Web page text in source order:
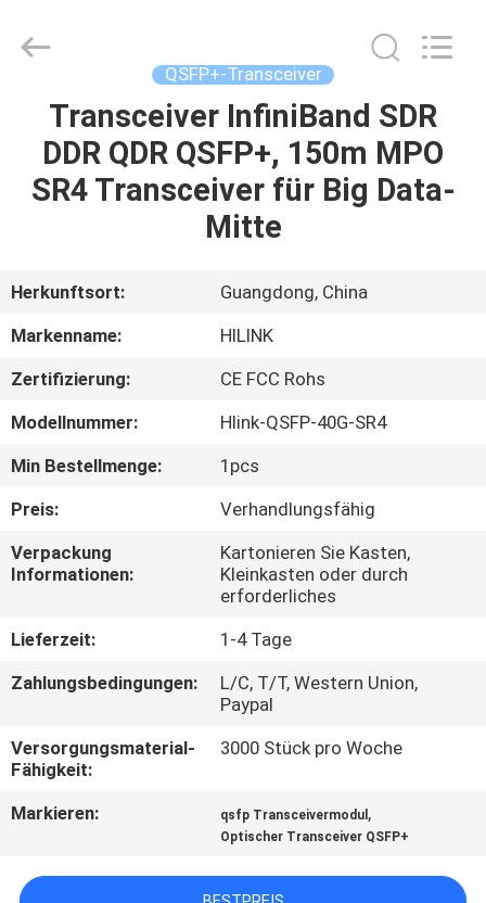
HAUSE
ÜBER
UNS
WERKSBESICHTIGUNG
QUALITÄTSKONTROLLE
KONTAKT
MIT
NEUIGKEITEN
RECHTSSACHEN
BITTE UM
ANGEBOT
Co.,Ltd..
QSFP+-Transceiver
Transceiver InfiniBand SDR
DDR QDR QSFP+, 150m MPO
SR4 Transceiver für Big Data-
Mitte
Herkunftsort:
Guangdong, China
Markenname:
HILINK
Zertifizierung:
CE FCC Rohs
Modellnummer:
Hlink-QSFP-40G-SR4
Min Bestellmenge:
1pcs
Preis:
Verhandlungsfähig
Verpackung
Informationen:
Kartonieren Sie Kasten,
Kleinkasten oder durch
erforderliches
Lieferzeit:
1-4 Tage
Zahlungsbedingungen:
L/C, T/T, Western Union,
Paypal
Versorgungsmaterial-
Fähigkeit:
3000 Stück pro Woche
Markieren: qsfp Transceivermodul ,
Optischer Transceiver QSFP+